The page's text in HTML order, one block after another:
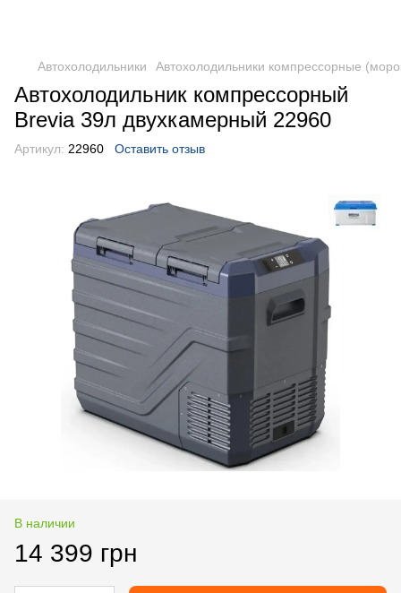
Автохолодильники Автохолодильники компрессорные
Автохолодильник компрессорный
Brevia 39л двухкамерный 22960
Артикул: 22960 Оставить отзыв
В наличии
14 399 грн